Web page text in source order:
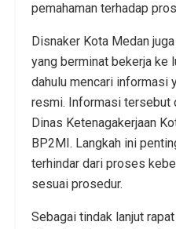
pemahaman terhadap
Disnaker Kota Medan
yang berminat bekerja ke
dahulu mencari informasi
resmi. Informasi tersebut
Dinas Ketenagakerjaan
BP2MI. Langkah ini
terhindar dari proses
sesuai prosedur.
Sebagai tindak lanjut